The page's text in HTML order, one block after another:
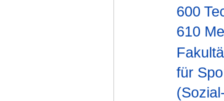
600
610
für